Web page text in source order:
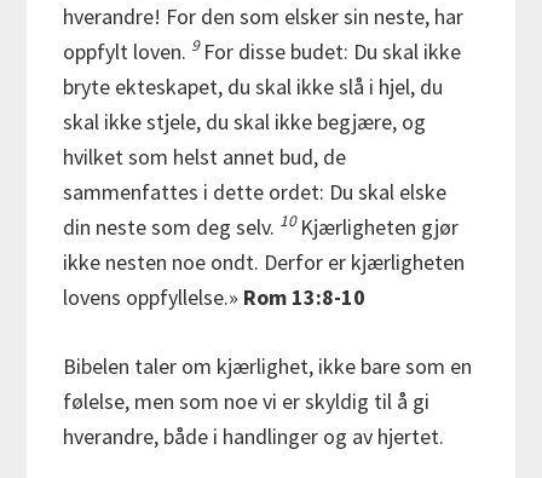
hverandre! For den som elsker sin neste, har
oppfylt loven. 9 For disse budet: Du skal ikke
bryte ekteskapet, du skal ikke slå i hjel, du
skal ikke stjele, du skal ikke begjære, og
hvilket som helst annet bud, de
sammenfattes i dette ordet: Du skal elske
din neste som deg selv. 10 Kjærligheten gjør
ikke nesten noe ondt. Derfor er kjærligheten
lovens oppfyllelse.» Rom 13:8-10
Bibelen taler om kjærlighet, ikke bare som en
følelse, men som noe vi er skyldig til å gi
hverandre, både i handlinger og av hjertet.